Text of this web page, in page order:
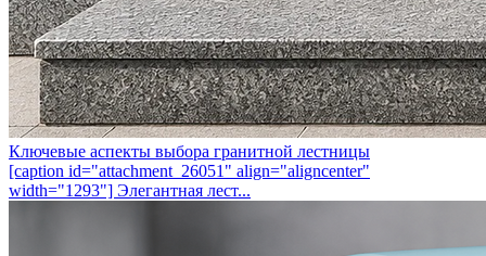
Ключевые аспекты выбора гранитной лестницы
[caption id="attachment_26051" align="aligncenter"
width="1293"] Элегантная лест...